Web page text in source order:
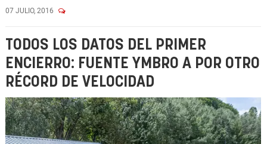
07 JULIO, 2016
TODOS LOS DATOS DEL PRIMER
ENCIERRO: FUENTE YMBRO A POR OTRO
RÉCORD DE VELOCIDAD